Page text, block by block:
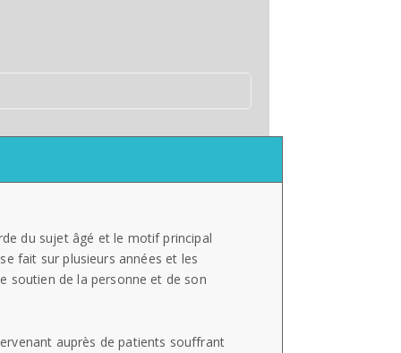
du sujet âgé et le motif principal
fait sur plusieurs années et les
soutien de la personne et de son
auprès de patients souffrant